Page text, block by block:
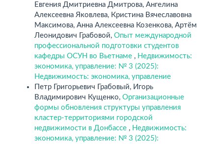
Евгения Дмитриевна Дмитрова, Ангелина
Алексеевна Яковлева, Кристина Вячеславовна
Максимова, Анна Алексеевна Козенкова, Артём
Леонидович Грабовой, Опыт международной
профессиональной подготовки студентов
кафедры ОСУН во Вьетнаме , Недвижимость:
экономика, управление: № 3 (2025):
Недвижимость: экономика, управление
Петр Григорьевич Грабовый, Игорь
Владимирович Кущенко, Организационные
формы обновления структуры управления
кластер-территориями городской
недвижимости в Донбассе , Недвижимость:
экономика, управление: № 3 (2025):